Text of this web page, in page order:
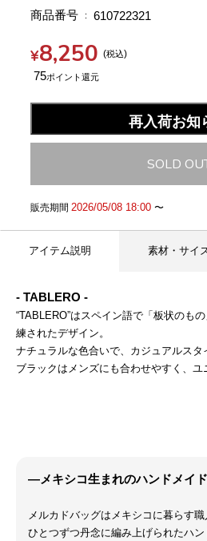
商品番号 610722321
¥8,250 税込
75
再入荷お知
SOLD
販売期間 2026/05/08 18:00〜
アイテム説明 素材・サイ
- TABLERO -
“TABLERO”はスペイン語で「板状のも
練されたデザイン。
ナチュラルな色合いで、カジュアルスタ
ブラックはメンズにも合わせやすく、ユ
―メキシコ生まれのハンドメイ
メルカドバッグはメキシコに暮らす
ひとつずつ丹念に編み上げられたハ